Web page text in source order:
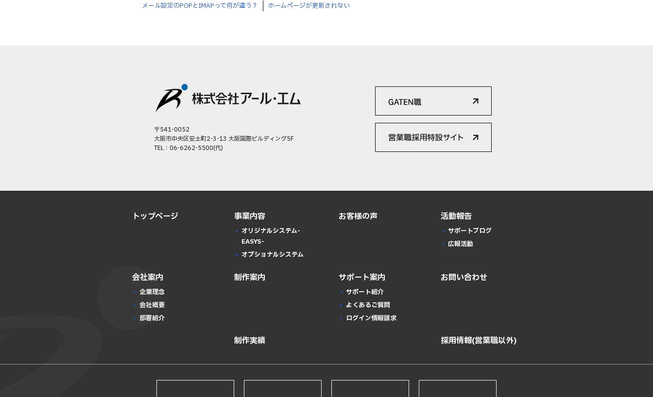
メール設定のPOPとIMAPって何が違う？ ホームページが更新されない
トップページ
会社案内
企業理念
会社概要
部署紹介
事業内容
オリジナルシステム-
EASYS-
オプショナルシステム
制作案内
制作実績
お客様の声
サポート案内
サポート紹介
よくあるご質問
ログイン情報請求
活動報告
サポートブログ
広報活動
お問い合わせ
採用情報(営業職以外)
〒541-0052
大阪市中央区安土町2-3-13 大阪国際ビルディング5F
TEL：06-6262-5500(代)